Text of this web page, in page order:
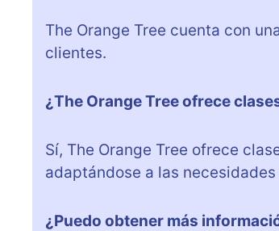
The Orange Tree cuenta con
clientes.
¿The Orange Tree ofrece
Sí, The Orange Tree ofrece
adaptándose a las
¿Puedo obtener más